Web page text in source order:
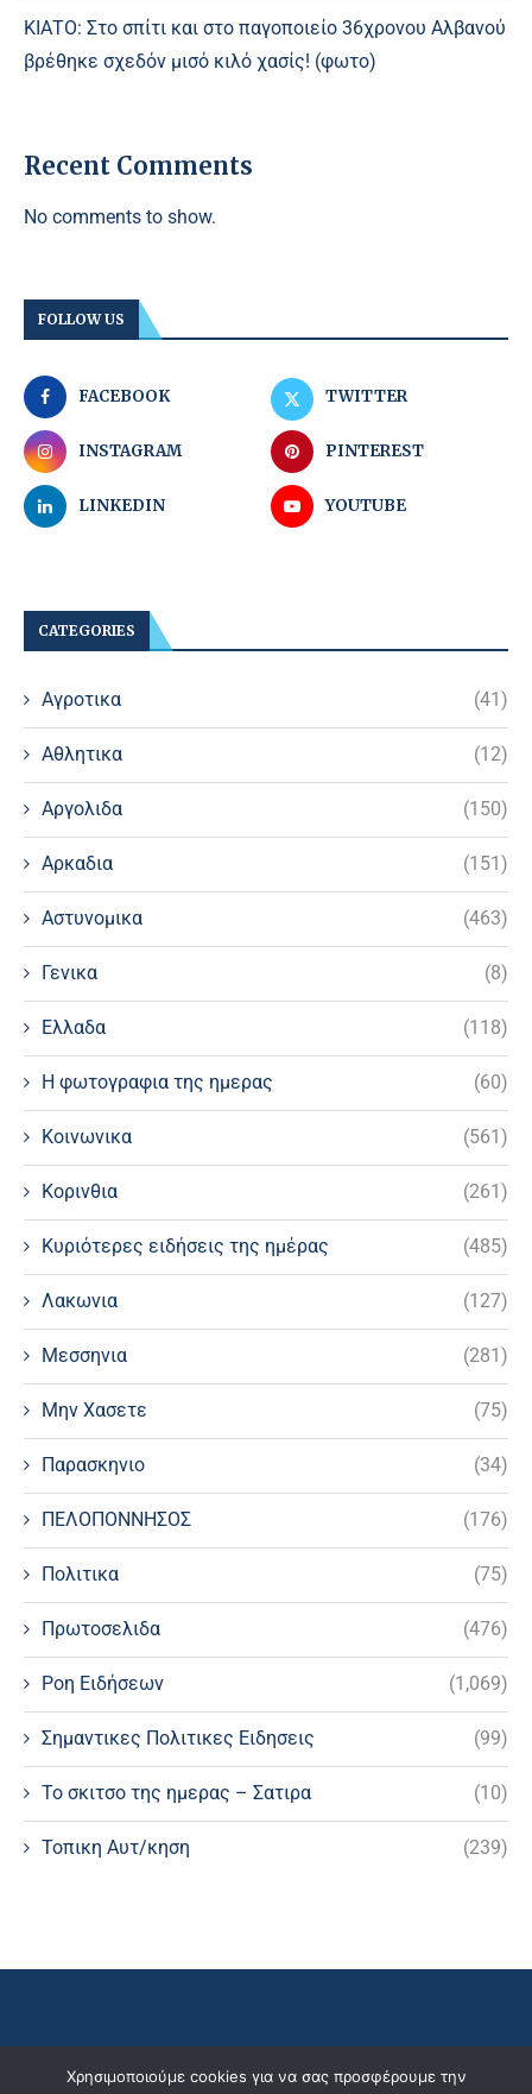
ΚΙΑΤΟ: Στο σπίτι και στο παγοποιείο 36χρονου Αλβανού
βρέθηκε σχεδόν μισό κιλό χασίς! (φωτο)
Recent Comments
No comments to show.
FOLLOW US
FACEBOOK TWITTER
INSTAGRAM PINTEREST
LINKEDIN YOUTUBE
CATEGORIES
Αγροτικα (41)
Αθλητικα (12)
Αργολιδα (150)
Αρκαδια (151)
Αστυνομικα (463)
Γενικα (8)
Ελλαδα (118)
Η φωτογραφια της ημερας (60)
Κοινωνικα (561)
Κορινθια (261)
Κυριότερες ειδήσεις της ημέρας (485)
Λακωνια (127)
Μεσσηνια (281)
Μην Χασετε (75)
Παρασκηνιο (34)
ΠΕΛΟΠΟΝΝΗΣΟΣ (176)
Πολιτικα (75)
Πρωτοσελιδα (476)
Ροη Ειδήσεων (1,069)
Σημαντικες Πολιτικες Ειδησεις (99)
Το σκιτσο της ημερας – Σατιρα (10)
Τοπικη Αυτ/κηση (239)
Χρησιμοποιούμε cookies για να σας προσφέρουμε την